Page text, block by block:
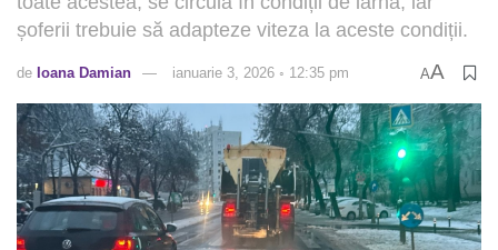
șoferii trebuie să adapteze viteza la aceste condiții.
de Ioana Damian ianuarie 3, 2026 ◦ 12:35 pm AA